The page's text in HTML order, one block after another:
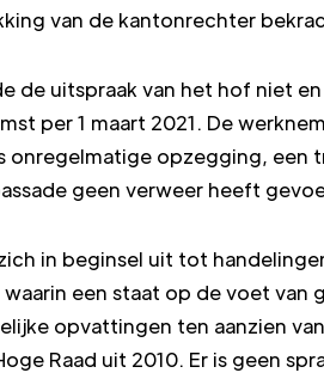
van de kantonrechter
de uitspraak van het hof niet
per 1 maart 2021. De
opzegging, een
geen verweer heeft
in beginsel uit tot
een staat op de voet van
opvattingen ten aanzien
Raad uit 2010. Er is geen